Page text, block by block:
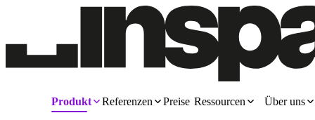
Produkt Referenzen Preise Ressourcen Über uns